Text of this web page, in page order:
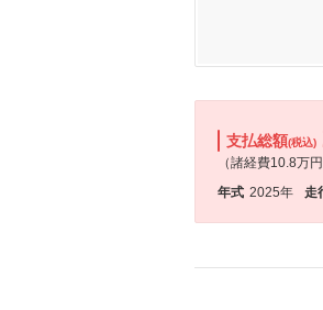
支払総額(税込)
（諸経費10.8万円
年式 2025年 走